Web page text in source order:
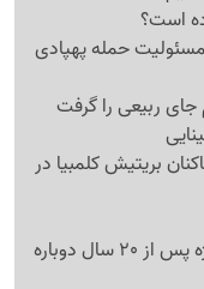
است؟
حمله پهپادی
جای ربیعی را گرفت
بریتیش کلمبیا در
آخرین گام برای تکمیل پل‌سفید؛ این پروژه پس از 20 سال دوباره